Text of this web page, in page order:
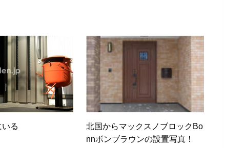
いる
北国からマックスノブロックBo
nnボンブラウンの設置写真！